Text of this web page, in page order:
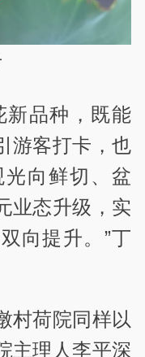
新品种，既能
游客打卡，也
向鲜切、盆
业态升级，实
向提升。”丁
村荷院同样以
主理人李平深